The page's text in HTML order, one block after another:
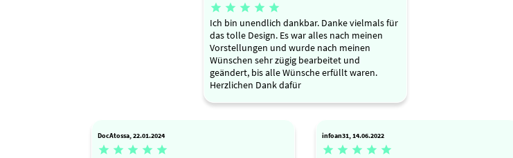
    
Ich bin unendlich dankbar. Danke vielmals für
das tolle Design. Es war alles nach meinen
Vorstellungen und wurde nach meinen
Wünschen sehr zügig bearbeitet und
geändert, bis alle Wünsche erfüllt waren.
Herzlichen Dank dafür
DocAtossa, 22.01.2024
    
infoan31, 14.06.2022
    